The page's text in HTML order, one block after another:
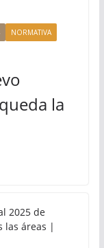
NORMATIVA
la
2025 de
las áreas |